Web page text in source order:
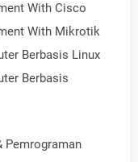
With Cisco
With Mikrotik
Berbasis Linux
Berbasis
Pemrograman